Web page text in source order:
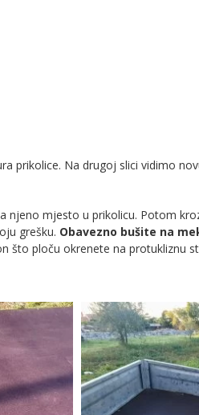
prikolice. Na drugoj slici vidimo
mjesto u prikolicu. Potom
grešku. Obavezno bušite na
što ploču okrenete na protukliznu